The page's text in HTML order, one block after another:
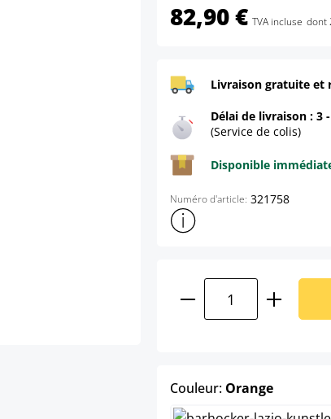
82,90 € TVA incluse dont
Livraison gratuite et
Délai de livraison : 3
(Service de colis)
Disponible
Numéro d'article: 321758
Afficher plus d'informations
Quantité de
Couleur: Orangeselect